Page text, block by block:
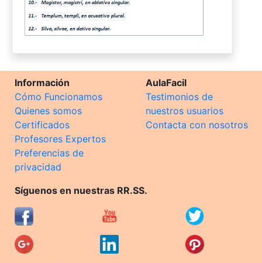
Información
Cómo Funcionamos
Quienes somos
Certificados
Profesores Expertos
Preferencias de
privacidad
AulaFacil
Testimonios de
nuestros usuarios
Contacta con nosotros
Síguenos en nuestras RR.SS.